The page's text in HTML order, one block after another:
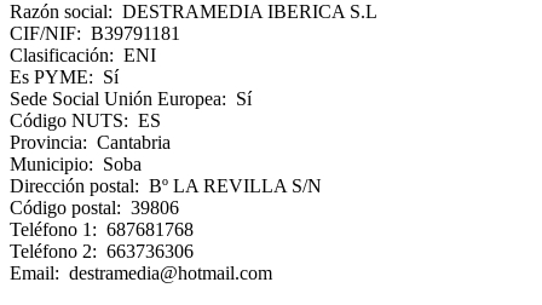
Razón social: DESTRAMEDIA IBERICA S.L
CIF/NIF: B39791181
Clasificación: ENI
Es PYME: Sí
Sede Social Unión Europea: Sí
Código NUTS: ES
Provincia: Cantabria
Municipio: Soba
Dirección postal: Bº LA REVILLA S/N
Código postal: 39806
Teléfono 1: 687681768
Teléfono 2: 663736306
Email: destramedia@hotmail.com